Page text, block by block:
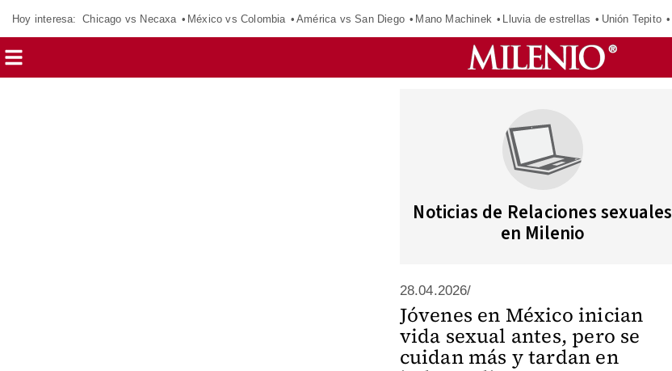
Hoy interesa: Chicago vs Necaxa México vs Colombia América vs San Diego Mano Machinek Lluvia de estrellas Unión Tepito
Noticias de Relaciones sexuales
en Milenio
28.04.2026/
Jóvenes en México inician
vida sexual antes, pero se
cuidan más y tardan en